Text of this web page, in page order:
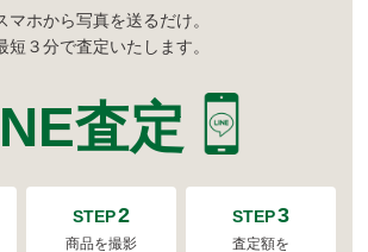
マホから写真を送るだけ。
短３分で査定いたします。
査定
STEP2
商品を撮影
STEP3
査定額を